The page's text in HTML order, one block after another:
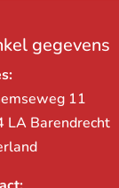
gegevens
11
LA Barendrecht